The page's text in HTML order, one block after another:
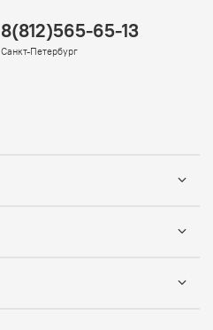
8(812)565-65-13
Санкт-Петербург